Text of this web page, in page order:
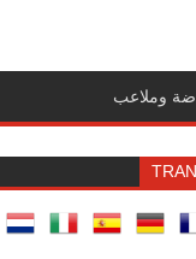
وملاعب